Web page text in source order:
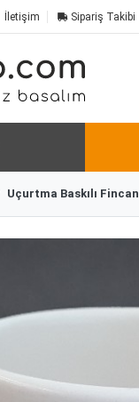
İletişim Sipariş Takibi
Uçurtma Baskılı